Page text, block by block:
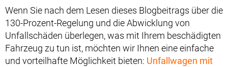
Wenn Sie nach dem Lesen dieses Blogbeitrags über die
130-Prozent-Regelung und die Abwicklung von
Unfallschäden überlegen, was mit Ihrem beschädigten
Fahrzeug zu tun ist, möchten wir Ihnen eine einfache
und vorteilhafte Möglichkeit bieten: Unfallwagen mit